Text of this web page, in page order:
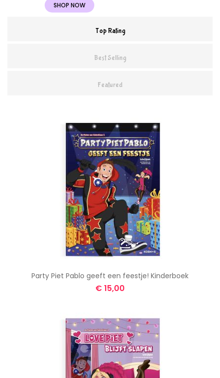
SHOP NOW
Top Rating
Best Selling
Featured
Party Piet Pablo geeft een feestje! Kinderboek
€ 15,00